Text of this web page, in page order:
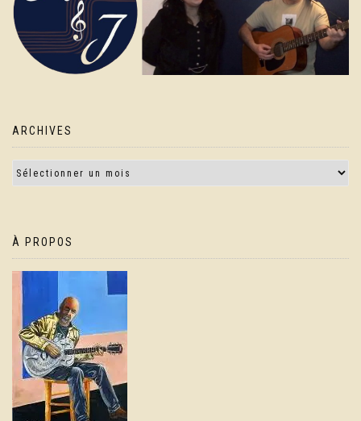
ARCHIVES
À PROPOS